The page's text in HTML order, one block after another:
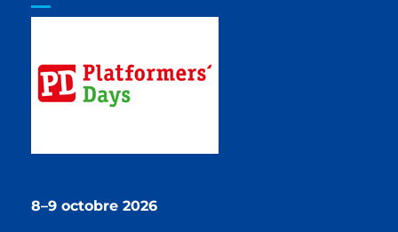
8–9 octobre 2026